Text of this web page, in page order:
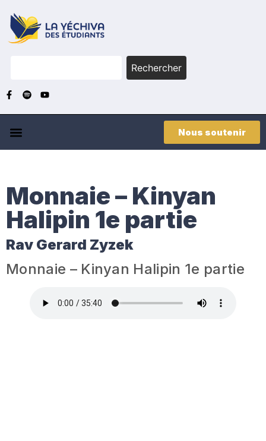
Rechercher
Nous soutenir
Monnaie – Kinyan
Halipin 1e partie
Rav Gerard Zyzek
Monnaie – Kinyan Halipin 1e partie